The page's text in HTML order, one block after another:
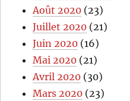
Août 2020 (23)
Juillet 2020 (21)
Juin 2020 (16)
Mai 2020 (21)
Avril 2020 (30)
Mars 2020 (23)